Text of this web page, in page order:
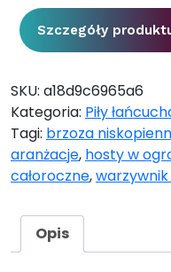
Szczegóły
SKU: a18d9c6965a6
Kategoria: Piły
Tagi: brzoza
aranżacje, hosty w
całoroczne,
Opis